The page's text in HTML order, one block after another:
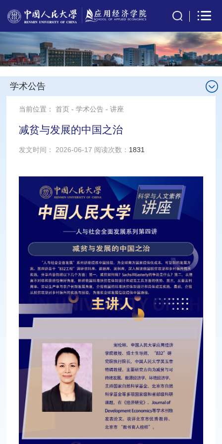
学术公告
当前位置：首页 -学术公告 -讲座
减贫与发展的中国之治
发文时间： 2026-06-17 阅读次数： 1831